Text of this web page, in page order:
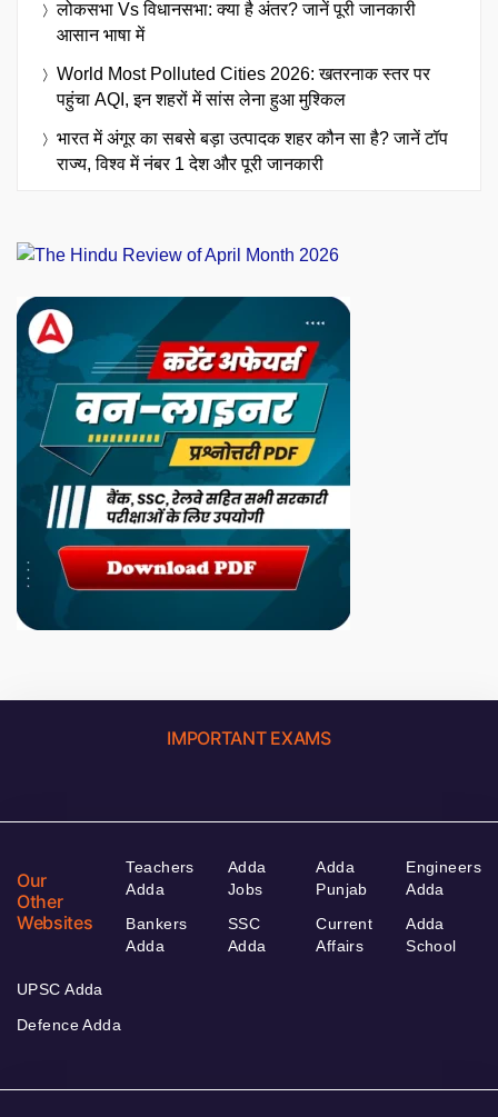
लोकसभा Vs विधानसभा: क्या है अंतर? जानें पूरी जानकारी
आसान भाषा में
World Most Polluted Cities 2026: खतरनाक स्तर पर
पहुंचा AQI, इन शहरों में सांस लेना हुआ मुश्किल
भारत में अंगूर का सबसे बड़ा उत्पादक शहर कौन सा है? जानें टॉप
राज्य, विश्व में नंबर 1 देश और पूरी जानकारी
IMPORTANT EXAMS
Our
Other
Websites
Teachers
Adda
Bankers
Adda
Adda
Jobs
SSC
Adda
Adda
Punjab
Current
Affairs
Engineers
Adda
Adda
School
UPSC Adda
Defence Adda